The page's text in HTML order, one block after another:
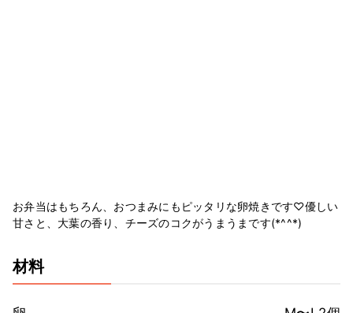
お弁当はもちろん、おつまみにもピッタリな卵焼きです♡優しい
甘さと、大葉の香り、チーズのコクがうまうまです(*^^*)
材料